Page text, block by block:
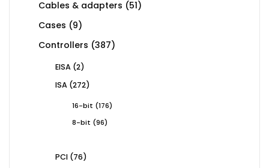
Cables & adapters 5151
Cases 99
Controllers 387387
EISA 22
ISA 272272
16-bit 176176
8-bit
9696
PCI 7676